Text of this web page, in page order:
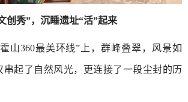
创秀”，沉睡遗址“活”起来
山360最美环线”上，群峰叠翠，风景如
串起了自然风光，更连接了一段尘封的历